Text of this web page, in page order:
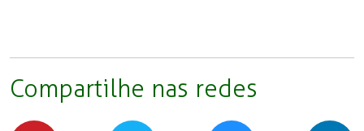
Compartilhe nas redes